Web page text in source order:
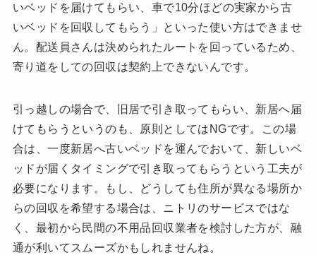
いベッドを届けてもらい、車で10分ほどの実家から古
いベッドを回収してもらう」といった使い方はできませ
ん。配送員さんは決められたルートを回っているため、
寄り道をしての回収は契約上できないんです。
引っ越しの場合で、旧居で引き取ってもらい、新居へ届
けてもらうというのも、原則としてはNGです。この場
合は、一度新居へ古いベッドを運んでおいて、新しいベ
ッドが届くタイミングで引き取ってもらうという工夫が
必要になります。もし、どうしても住所が異なる場所か
らの回収を希望する場合は、ニトリのサービスではな
く、最初から民間の不用品回収業者を検討した方が、融
通が利いてスムーズかもしれませんね。